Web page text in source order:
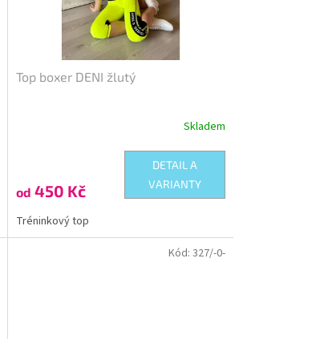
Top boxer DENI žlutý
Skladem
od 450 Kč
DETAIL A
VARIANTY
Tréninkový top
Kód: 327/-0-